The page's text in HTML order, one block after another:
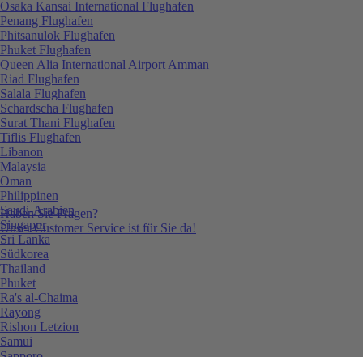
Haben Sie Fragen?
Unser Customer Service ist für Sie da!
Osaka Kansai International Flughafen
Penang Flughafen
Phitsanulok Flughafen
Phuket Flughafen
Queen Alia International Airport Amman
Riad Flughafen
Salala Flughafen
Schardscha Flughafen
Surat Thani Flughafen
Tiflis Flughafen
Libanon
Malaysia
Oman
Philippinen
Saudi-Arabien
Singapur
Sri Lanka
Südkorea
Thailand
Phuket
Ra's al-Chaima
Rayong
Rishon Letzion
Samui